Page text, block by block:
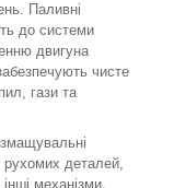
Паливні
до системи
двигуна
чисте
гази та
деталей,
механізми.